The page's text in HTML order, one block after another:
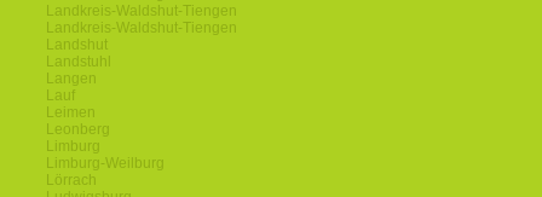
Landkreis-Waldshut-Tiengen
Landkreis-Waldshut-Tiengen
Landshut
Landstuhl
Langen
Lauf
Leimen
Leonberg
Limburg
Limburg-Weilburg
Lörrach